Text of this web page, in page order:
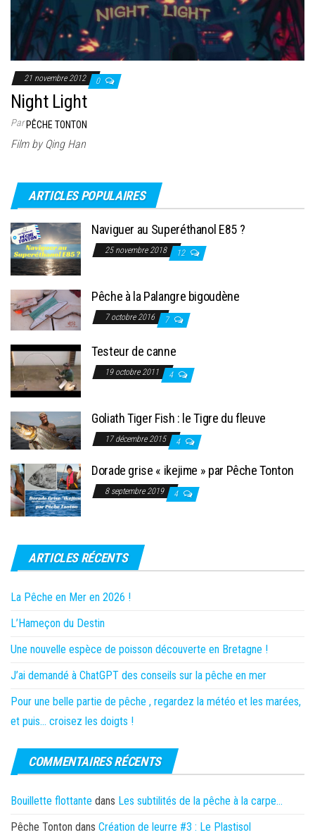
21 novembre 2012 0
Night Light
ParPÊCHE TONTON
Film by Qing Han
ARTICLES POPULAIRES
Naviguer au Superéthanol E85 ?
25 novembre 2018 12
Pêche à la Palangre bigoudène
7 octobre 2016 7
Testeur de canne
19 octobre 2011 4
Goliath Tiger Fish : le Tigre du fleuve
17 décembre 2015 4
Dorade grise « ikejime » par Pêche Tonton
8 septembre 2019 4
ARTICLES RÉCENTS
La Pêche en Mer en 2026 !
L’Hameçon du Destin
Une nouvelle espèce de poisson découverte en Bretagne !
J’ai demandé à ChatGPT des conseils sur la pêche en mer
Pour une belle partie de pêche , regardez la météo et les marées,
et puis… croisez les doigts !
COMMENTAIRES RÉCENTS
Bouillette flottante dans Les subtilités de la pêche à la carpe…
Pêche Tonton dans Création de leurre #3 : Le Plastisol